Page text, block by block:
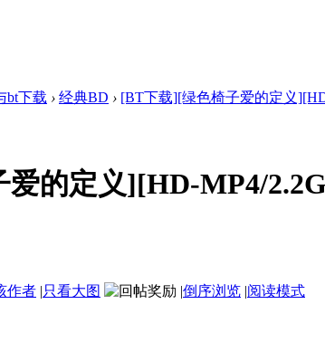
bt下载 › 经典BD › [BT下载][绿色椅子爱的定义
的定义][HD-MP4/
作者 |只看大图 |倒序浏览 |阅读模式